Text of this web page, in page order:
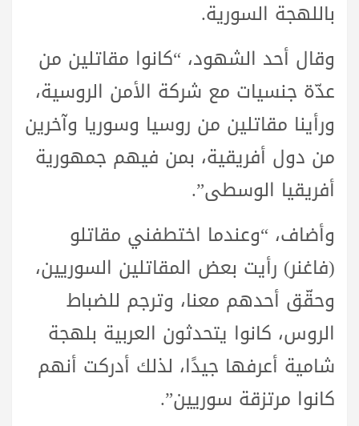
باللهجة السورية.
وقال أحد الشهود، “كانوا مقاتلين من
عدّة جنسيات مع شركة الأمن الروسية،
ورأينا مقاتلين من روسيا وسوريا وآخرين
من دول أفريقية، بمن فيهم جمهورية
أفريقيا الوسطى”.
وأضاف، “وعندما اختطفني مقاتلو
(فاغنر) رأيت بعض المقاتلين السوريين،
وحقّق أحدهم معنا، وترجم للضباط
الروس، كانوا يتحدثون العربية بلهجة
شامية أعرفها جيدًا، لذلك أدركت أنهم
كانوا مرتزقة سوريين”.